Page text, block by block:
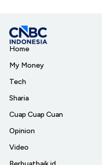
Home
My Money
Tech
Sharia
Cuap Cuap Cuan
Opinion
Video